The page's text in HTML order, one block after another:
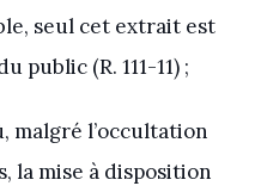
seul cet extrait est
public (R. 111-11) ;
malgré l’occultation
la mise à disposition